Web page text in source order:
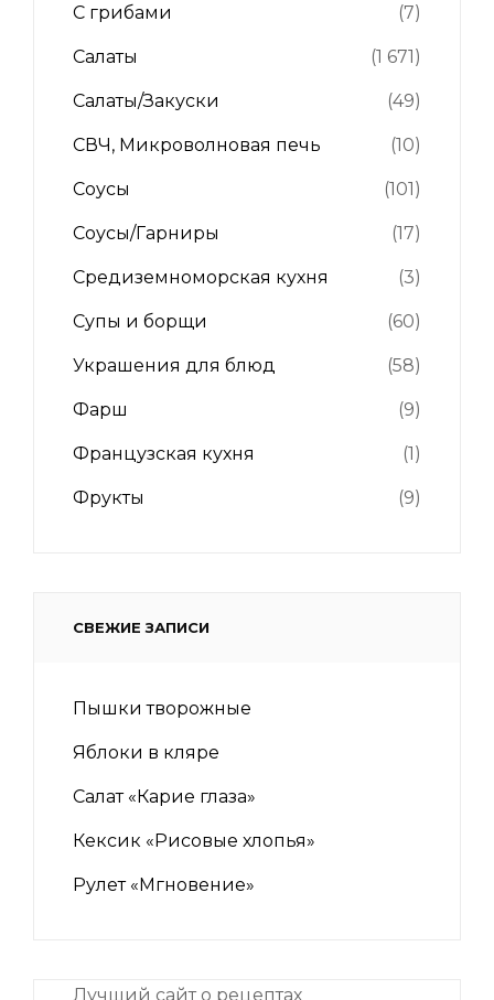
С грибами (7)
Салаты (1 671)
Салаты/Закуски (49)
СВЧ, Микроволновая печь (10)
Соусы (101)
Соусы/Гарниры (17)
Средиземноморская кухня (3)
Супы и борщи (60)
Украшения для блюд (58)
Фарш (9)
Французская кухня (1)
Фрукты (9)
СВЕЖИЕ ЗАПИСИ
Пышки творожные
Яблоки в кляре
Салат «Карие глаза»
Кексик «Рисовые хлопья»
Рулет «Мгновение»
Лучший сайт о рецептах